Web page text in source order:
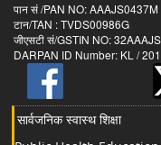
पान सं /PAN NO: AAAJS0437M
टान/TAN : TVDS00986G
जीएसटी सं/GSTIN NO:
DARPAN ID Number: KL /
सार्वजनिक स्वास्थ शिक्षा